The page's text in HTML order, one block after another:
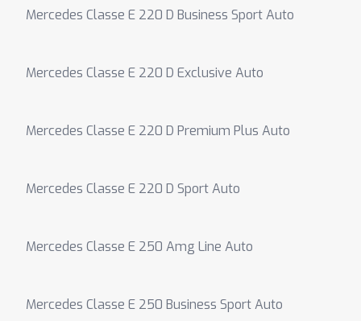
Mercedes Classe E 220 D Business Sport Auto
Mercedes Classe E 220 D Exclusive Auto
Mercedes Classe E 220 D Premium Plus Auto
Mercedes Classe E 220 D Sport Auto
Mercedes Classe E 250 Amg Line Auto
Mercedes Classe E 250 Business Sport Auto